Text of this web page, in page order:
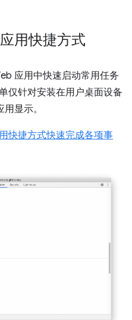
用快捷方式
应用中快速启动常用任务
仅针对安装在用户桌面设备
显示。
快捷方式快速完成各项事